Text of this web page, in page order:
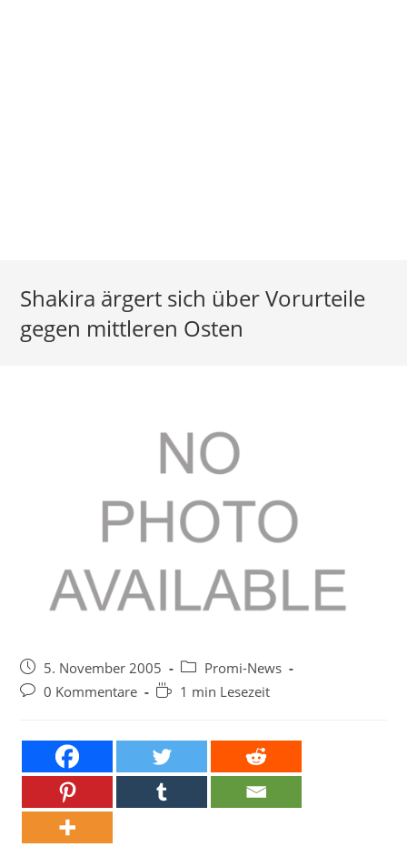
Shakira ärgert sich über Vorurteile
gegen mittleren Osten
Beitrag
veröffentlicht:
5. November 2005
Beitrags-
Kategorie:
Promi-News
Beitrags-
0 Kommentare Lesedauer:
1 min Lesezeit